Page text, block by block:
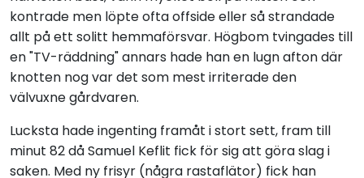
kontrade men löpte ofta offside eller så strandade
allt på ett solitt hemmaförsvar. Högbom tvingades till
en "TV-räddning" annars hade han en lugn afton där
knotten nog var det som mest irriterade den
välvuxne gårdvaren.
Lucksta hade ingenting framåt i stort sett, fram till
minut 82 då Samuel Keflit fick för sig att göra slag i
saken. Med ny frisyr (några rastaflätor) fick han